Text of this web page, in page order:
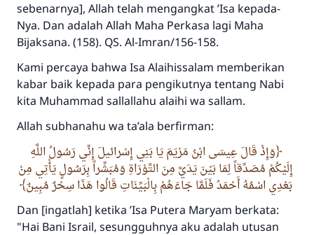
sebenarnya], Allah telah mengangkat ’Isa kepada-
Nya. Dan adalah Allah Maha Perkasa lagi Maha
Bijaksana. (158). QS. Al-Imran/156-158.
Kami percaya bahwa Isa Alaihissalam memberikan
kabar baik kepada para pengikutnya tentang Nabi
kita Muhammad sallallahu alaihi wa sallam.
Allah subhanahu wa ta’ala berfirman:
وَإِذْ قَالَ عِيسَى ابْنُ مَرْيَمَ يَا بَنِي إِسْرائيلَ إِنِّي رَسُولُ اللَّهِ
إِلَيْكُمْ مُصَدِّقاً لِمَا بَيْنَ يَدَيَّ مِنَ التَّوْرَاةِ وَمُبَشِّراً بِرَسُولٍ يَأْتِي مِنْ
بَعْدِي اسْمُهُ أَحْمَدُ فَلَمَّا جَاءَهُمْ بِالْبَيِّنَاتِ قَالُوا هَذَا سِحْرٌ مُبِينٌ
Dan [ingatlah] ketika ’Isa Putera Maryam berkata:
"Hai Bani Israil, sesungguhnya aku adalah utusan